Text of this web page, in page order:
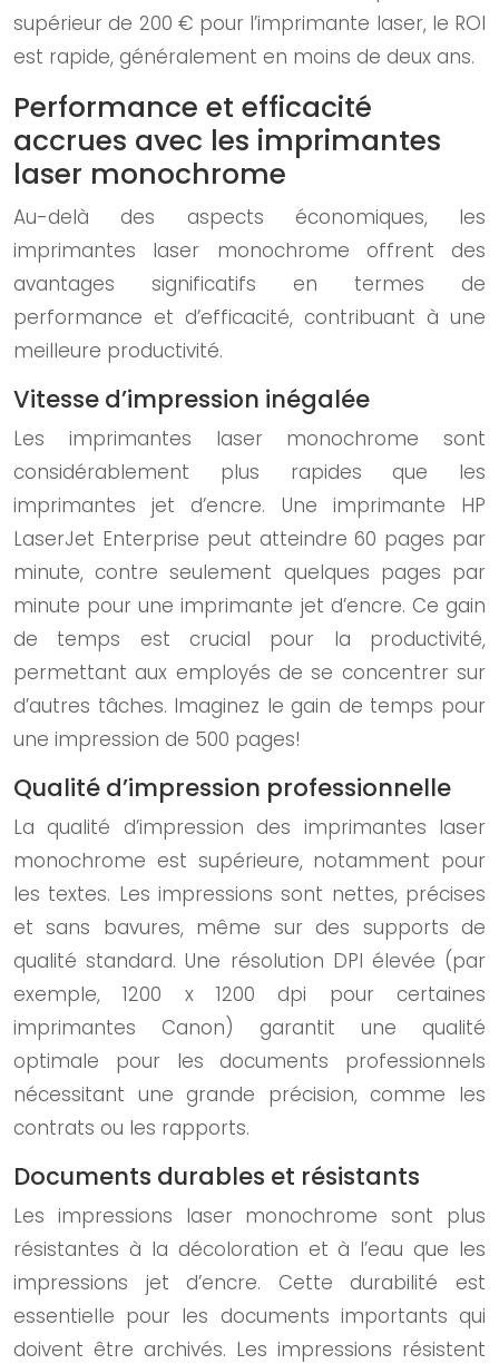
supérieur de 200 € pour l’imprimante laser, le ROI
est rapide, généralement en moins de deux ans.
Performance et efficacité
accrues avec les imprimantes
laser monochrome
Au-delà des aspects économiques, les
imprimantes laser monochrome offrent des
avantages significatifs en termes de
performance et d’efficacité, contribuant à une
meilleure productivité.
Vitesse d’impression inégalée
Les imprimantes laser monochrome sont
considérablement plus rapides que les
imprimantes jet d’encre. Une imprimante HP
LaserJet Enterprise peut atteindre 60 pages par
minute, contre seulement quelques pages par
minute pour une imprimante jet d’encre. Ce gain
de temps est crucial pour la productivité,
permettant aux employés de se concentrer sur
d’autres tâches. Imaginez le gain de temps pour
une impression de 500 pages!
Qualité d’impression professionnelle
La qualité d’impression des imprimantes laser
monochrome est supérieure, notamment pour
les textes. Les impressions sont nettes, précises
et sans bavures, même sur des supports de
qualité standard. Une résolution DPI élevée (par
exemple, 1200 x 1200 dpi pour certaines
imprimantes Canon) garantit une qualité
optimale pour les documents professionnels
nécessitant une grande précision, comme les
contrats ou les rapports.
Documents durables et résistants
Les impressions laser monochrome sont plus
résistantes à la décoloration et à l’eau que les
impressions jet d’encre. Cette durabilité est
essentielle pour les documents importants qui
doivent être archivés. Les impressions résistent